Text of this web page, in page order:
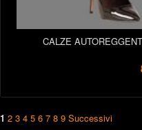
CALZE
1 2 3 4 5 6 7 8 9 Successivi